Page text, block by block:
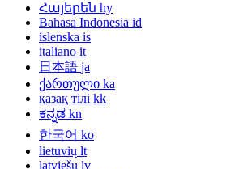
Հայերեն hy
Bahasa Indonesia id
íslenska is
italiano it
日本語 ja
ქართული ka
қазақ тілі kk
ಕನ್ನಡ kn
한국어 ko
lietuvių lt
latviešu lv